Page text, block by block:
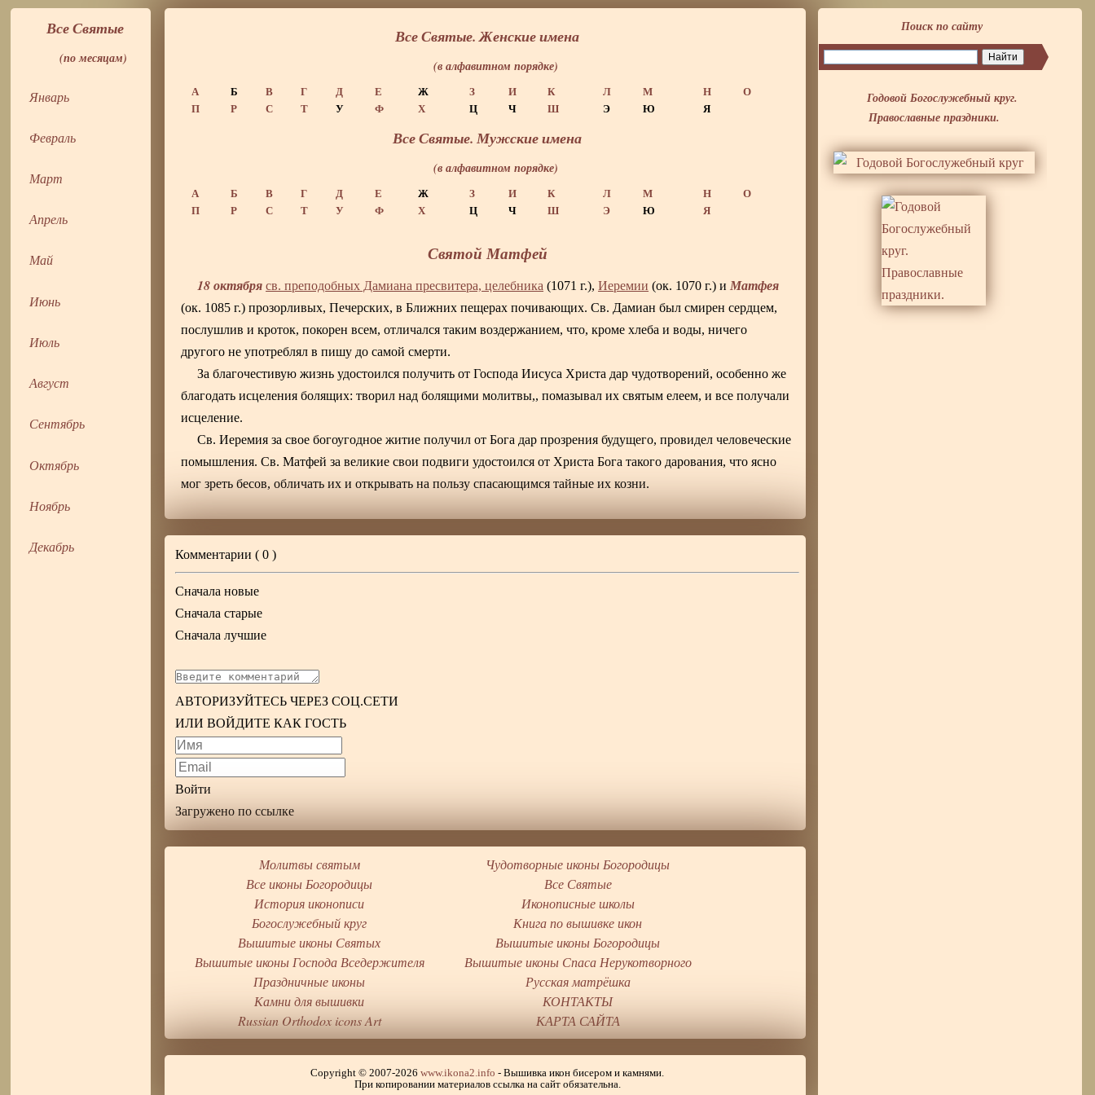
Все Святые
(по месяцам)
Январь
Февраль
Март
Апрель
Май
Июнь
Июль
Август
Сентябрь
Октябрь
Ноябрь
Декабрь
Все Святые. Женские имена
(в алфавитном порядке)
А Б В Г Д Е Ж З И К Л М Н
О
П
Р С Т У Ф Х Ц Ч Ш Э Ю Я
Все Святые. Мужские имена
(в алфавитном порядке)
А Б В Г Д Е Ж З И К Л М Н
О
П
Р С Т У Ф Х Ц Ч Ш Э Ю Я
Святой Матфей
18 октября св. преподобных Дамиана пресвитера, целебника (1071 г.),Иеремии (ок. 1070 г.) и Матфея
(ок. 1085 г.) прозорливых, Печерских, в Ближних пещерах почивающих. Св. Дамиан был смирен сердцем,
послушлив и кроток, покорен всем, отличался таким воздержанием, что, кроме хлеба и воды, ничего
другого не употреблял в пишу до самой смерти.
За благочестивую жизнь удостоился получить от Господа Иисуса Христа дар чудотворений, особенно же
благодать исцеления болящих: творил над болящими молитвы,, помазывал их святым елеем, и все получали
исцеление.
Св. Иеремия за свое богоугодное житие получил от Бога дар прозрения будущего, провидел человеческие
помышления. Св. Матфей за великие свои подвиги удостоился от Христа Бога такого дарования, что ясно
мог зреть бесов, обличать их и открывать на пользу спасающимся тайные их козни.
Поиск по сайту
Годовой Богослужебный круг.
Православные праздники.
Комментарии (0 )
Сначала новые
Сначала старые
Сначала лучшие
АВТОРИЗУЙТЕСЬ ЧЕРЕЗ СОЦ.СЕТИ
ИЛИ ВОЙДИТЕ КАК ГОСТЬ
Войти
Загружено по ссылке
Молитвы святым
Чудотворные иконы Богородицы
Все иконы Богородицы
Все Святые
История иконописи
Иконописные школы
Богослужебный круг
Книга по вышивке икон
Вышитые иконы Святых
Вышитые иконы Богородицы
Вышитые иконы Господа Вседержителя
Вышитые иконы Спаса Нерукотворного
Праздничные иконы
Русская матрёшка
Камни для вышивки
КОНТАКТЫ
Russian Orthodox icons Art
КАРТА САЙТА
Copyright © 2007-2026www.ikona2.info - Вышивка икон бисером и камнями.
При копировании материалов ссылка на сайт обязательна.